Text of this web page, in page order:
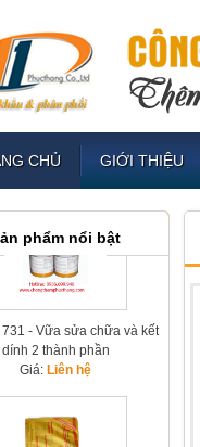
CHỦ GIỚI THIỆU
phẩm nổi bật
ván khuôn 7 ngày
Giá:Liên hệ
731 - Vữa sửa chữa và kết
dính 2 thành phần
Giá:Liên hệ